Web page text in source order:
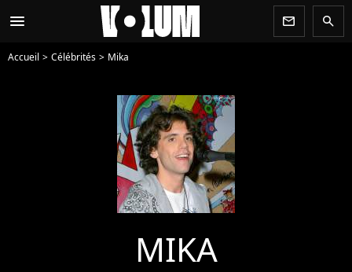
menu newsletter search
Accueil Célébrités Mika
MIKA